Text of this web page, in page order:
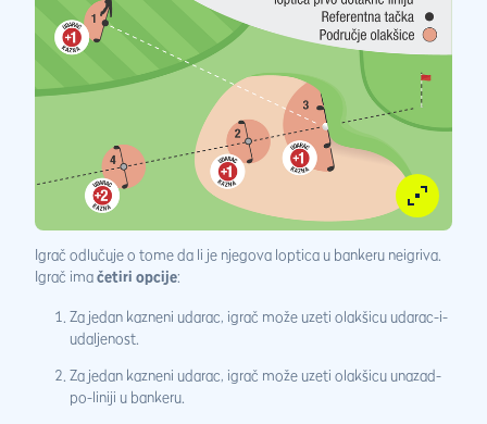
Igrač odlučuje o tome da li je njegova loptica u bankeru neigriva.
Igrač imačetiri opcije:
Za jedan kazneni udarac, igrač može uzeti olakšicu udarac-i-
udaljenost.
Za jedan kazneni udarac, igrač može uzeti olakšicu unazad-
po-liniji u bankeru.